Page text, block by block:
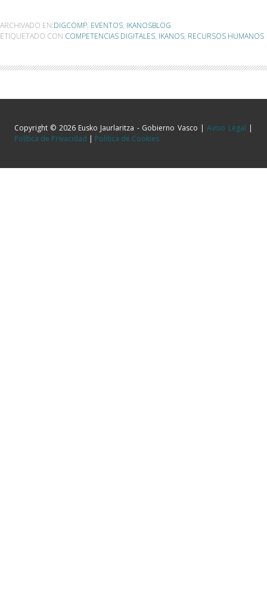
ARCHIVADO EN:DIGCOMP, EVENTOS, IKANOSBLOG
ETIQUETADO CON:COMPETENCIAS DIGITALES, IKANOS, RECURSOS HUMANOS
Copyright © 2026 Eusko Jaurlaritza - Gobierno Vasco |Aviso Legal |
Política de Privacidad | Política de Cookies